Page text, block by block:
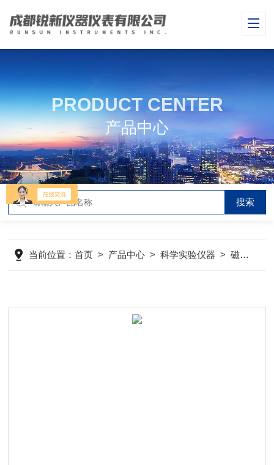
PRODUCT CENTER
产品中心
当前位置：首页 > 产品中心 >科学实验仪器 >磁力搅拌器